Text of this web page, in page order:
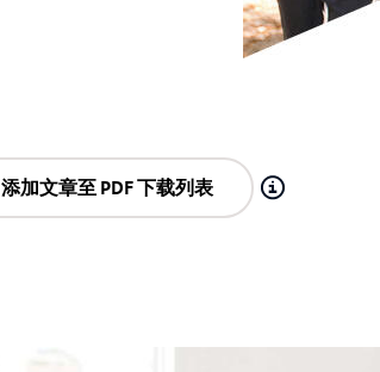
©
添加文章至 PDF 下载列表